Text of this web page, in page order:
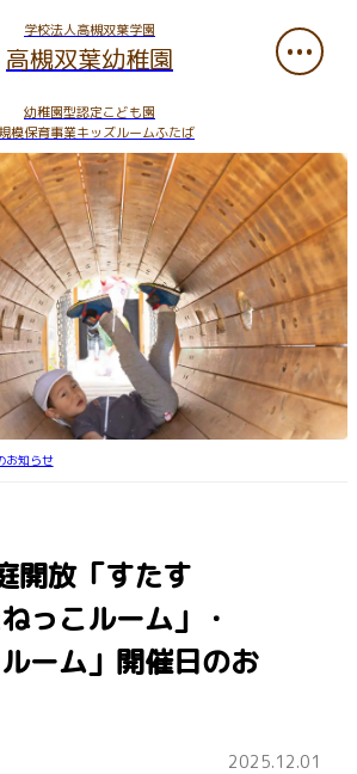
学校法人高槻双葉学園
高槻双葉幼稚園
幼稚園型認定こども園
模保育事業キッズルームふたば
お知らせ
放「すたす
っこルーム」・
ーム」開催日のお
2025.12.01